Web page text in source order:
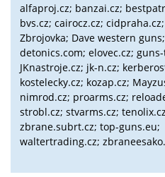
alfaproj.cz; banzai.cz;
bvs.cz; cairocz.cz;
Zbrojovka; Dave western
detonics.com; elovec.cz;
JKnastroje.cz; jk-n.cz;
kostelecky.cz; kozap.cz;
nimrod.cz; proarms.cz;
strobl.cz; stvarms.cz;
zbrane.subrt.cz; top-guns.eu;
waltertrading.cz;